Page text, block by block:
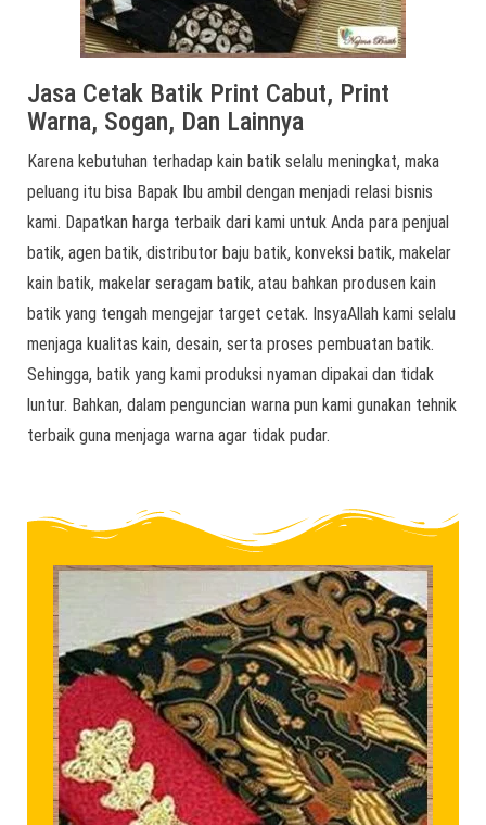
Jasa Cetak Batik Print Cabut, Print
Warna, Sogan, Dan Lainnya
Karena kebutuhan terhadap kain batik selalu meningkat, maka
peluang itu bisa Bapak Ibu ambil dengan menjadi relasi bisnis
kami. Dapatkan harga terbaik dari kami untuk Anda para penjual
batik, agen batik, distributor baju batik, konveksi batik, makelar
kain batik, makelar seragam batik, atau bahkan produsen kain
batik yang tengah mengejar target cetak. InsyaAllah kami selalu
menjaga kualitas kain, desain, serta proses pembuatan batik.
Sehingga, batik yang kami produksi nyaman dipakai dan tidak
luntur. Bahkan, dalam penguncian warna pun kami gunakan tehnik
terbaik guna menjaga warna agar tidak pudar.